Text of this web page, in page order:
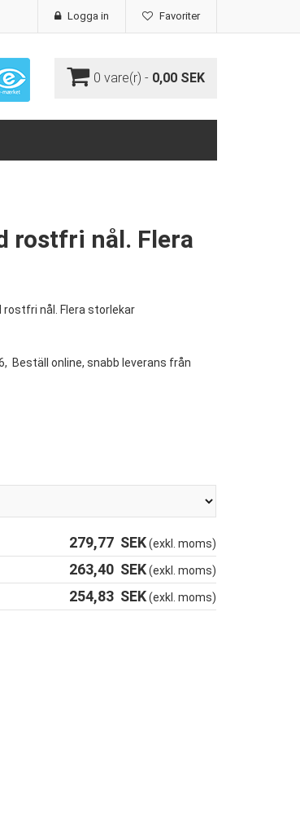
Favoriter
Logga in
0 vare(r) - 0,00 SEK
rostfri nål. Flera
nål. Flera storlekar
Beställ online, snabb leverans från
279,77SEK(exkl. moms)
263,40SEK(exkl. moms)
254,83SEK(exkl. moms)